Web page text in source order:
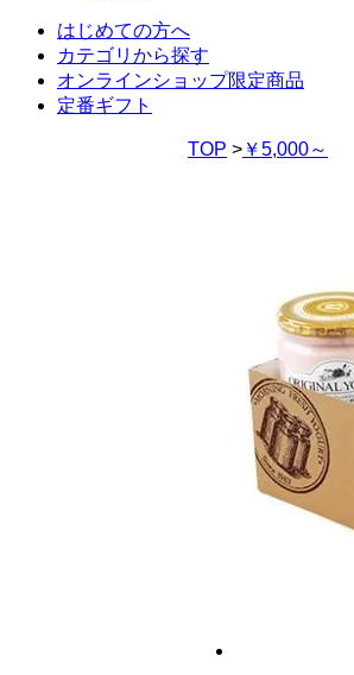
はじめての方へ
カテゴリから探す
オンラインショップ限定商品
定番ギフト
TOP > ￥5,000～